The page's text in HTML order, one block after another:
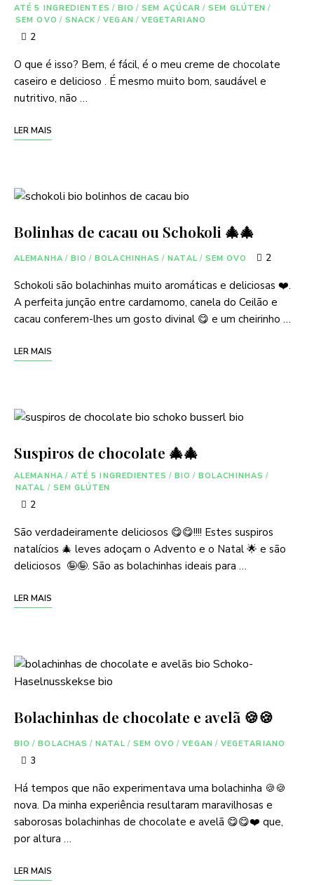
ATÉ 5 INGREDIENTES / BIO / SEM AÇÚCAR / SEM GLÚTEN /
SEM OVO / SNACK / VEGAN / VEGETARIANO
2
O que é isso? Bem, é fácil, é o meu creme de chocolate
caseiro e delicioso . É mesmo muito bom, saudável e
nutritivo, não …
LER MAIS
Bolinhas de cacau ou Schokoli 🎄🎄
ALEMANHA / BIO / BOLACHINHAS / NATAL / SEM OVO 2
Schokoli são bolachinhas muito aromáticas e deliciosas ❤️.
A perfeita junção entre cardamomo, canela do Ceilão e
cacau conferem-lhes um gosto divinal 😋 e um cheirinho …
LER MAIS
Suspiros de chocolate 🎄🎄
ALEMANHA / ATÉ 5 INGREDIENTES / BIO / BOLACHINHAS /
NATAL / SEM GLÚTEN
2
São verdadeiramente deliciosos 😋😋!!!! Estes suspiros
natalícios 🎄 leves adoçam o Advento e o Natal 🌟 e são
deliciosos 🤪🤪. São as bolachinhas ideais para …
LER MAIS
Bolachinhas de chocolate e avelã 🍪🍪
BIO / BOLACHAS / NATAL / SEM OVO / VEGAN / VEGETARIANO
3
Há tempos que não experimentava uma bolachinha 🍪🍪
nova. Da minha experiência resultaram maravilhosas e
saborosas bolachinhas de chocolate e avelã 😋😋❤️ que,
por altura …
LER MAIS